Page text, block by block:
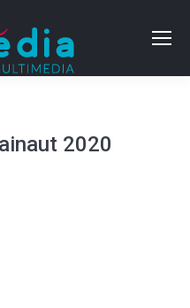
2020